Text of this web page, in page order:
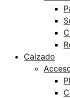
Calzado